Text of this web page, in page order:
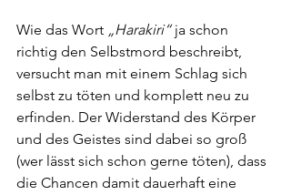
Wie das Wort „Harakiri“ ja schon
richtig den Selbstmord beschreibt,
versucht man mit einem Schlag sich
selbst zu töten und komplett neu zu
erfinden. Der Widerstand des Körper
und des Geistes sind dabei so groß
(wer lässt sich schon gerne töten), dass
die Chancen damit dauerhaft eine